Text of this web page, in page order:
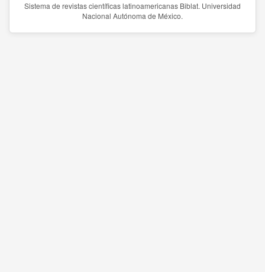
Sistema de revistas científicas latinoamericanas Biblat. Universidad
Nacional Autónoma de México.